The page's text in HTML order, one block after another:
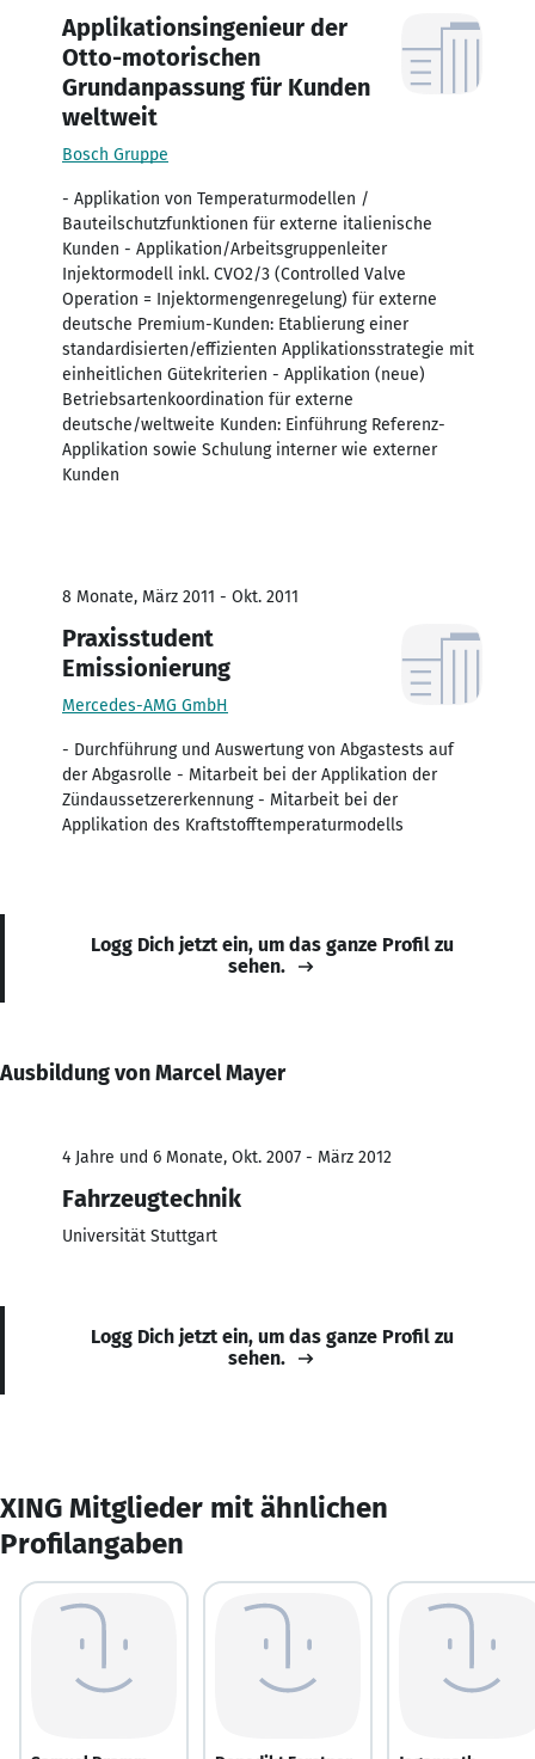
Applikationsingenieur der
Otto-motorischen
Grundanpassung für Kunden
weltweit
Bosch Gruppe
- Applikation von Temperaturmodellen /
Bauteilschutzfunktionen für externe italienische
Kunden - Applikation/Arbeitsgruppenleiter
Injektormodell inkl. CVO2/3 (Controlled Valve
Operation = Injektormengenregelung) für externe
deutsche Premium-Kunden: Etablierung einer
standardisierten/effizienten Applikationsstrategie mit
einheitlichen Gütekriterien - Applikation (neue)
Betriebsartenkoordination für externe
deutsche/weltweite Kunden: Einführung Referenz-
Applikation sowie Schulung interner wie externer
Kunden
8 Monate, März 2011 - Okt. 2011
Praxisstudent
Emissionierung
Mercedes-AMG GmbH
- Durchführung und Auswertung von Abgastests auf
der Abgasrolle - Mitarbeit bei der Applikation der
Zündaussetzererkennung - Mitarbeit bei der
Applikation des Kraftstofftemperaturmodells
Logg Dich jetzt ein, um das ganze Profil zu
sehen.
Ausbildung von Marcel Mayer
4 Jahre und 6 Monate, Okt. 2007 - März 2012
Fahrzeugtechnik
Universität Stuttgart
Logg Dich jetzt ein, um das ganze Profil zu
sehen.
XING Mitglieder mit ähnlichen
Profilangaben